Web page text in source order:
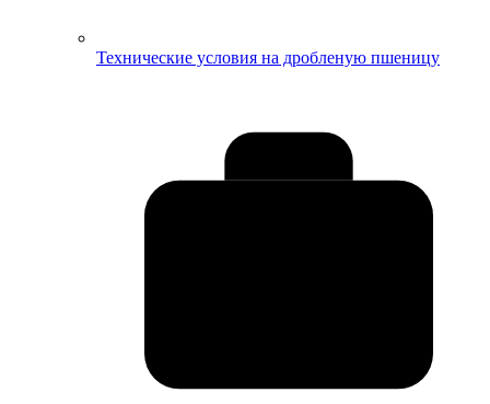
Технические условия на дробленую пшеницу